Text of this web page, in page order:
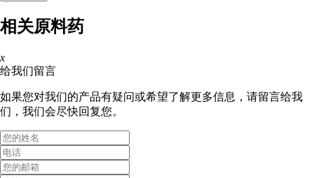
相关原料药
x
给我们留言
如果您对我们的产品有疑问或希望了解更多信息，请留言给我
们，我们会尽快回复您。